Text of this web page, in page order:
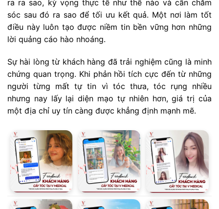
ra ra sao, kỳ vọng thực tế như thế nào và cần chăm
sóc sau đó ra sao để tối ưu kết quả. Một nơi làm tốt
điều này luôn tạo được niềm tin bền vững hơn những
lời quảng cáo hào nhoáng.
Sự hài lòng từ khách hàng đã trải nghiệm cũng là minh
chứng quan trọng. Khi phản hồi tích cực đến từ những
người từng mất tự tin vì tóc thưa, tóc rụng nhiều
nhưng nay lấy lại diện mạo tự nhiên hơn, giá trị của
một địa chỉ uy tín càng được khẳng định mạnh mẽ.